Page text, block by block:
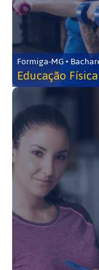
Formiga-MG •
Educação